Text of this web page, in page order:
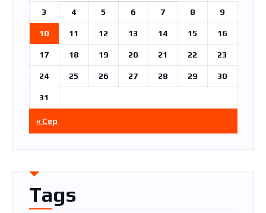
3 4 5 6 7 8 9
10 11 12 13 14 15 16
17 18 19 20 21 22 23
24 25 26 27 28 29 30
31
« Сер
Tags